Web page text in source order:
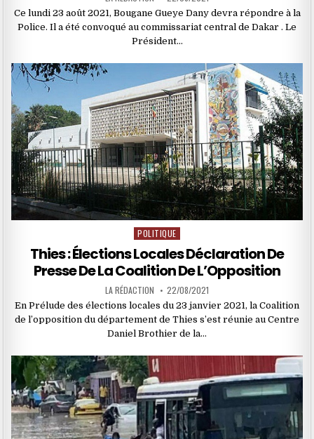
Ce lundi 23 août 2021, Bougane Gueye Dany devra répondre à la
Police. Il a été convoqué au commissariat central de Dakar . Le
Président…
Posted
in
POLITIQUE
Thies : Élections Locales Déclaration De
Presse De La Coalition De L’Opposition
LA RÉDACTION 22/08/2021
En Prélude des élections locales du 23 janvier 2021, la Coalition
de l’opposition du département de Thies s’est réunie au Centre
Daniel Brothier de la…